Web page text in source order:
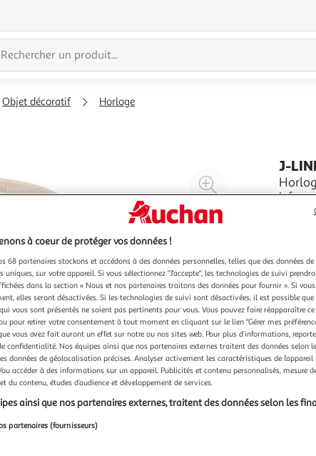
Objet décoratif Horloge
Agrandir
l'illustration
à
Réduire
à
100
%
Partager
le
produit
J-
Informations
à coeur de protéger vos données !
68 partenaires stockons et accédons à des données personnelles, telles que des données
uniques, sur votre appareil. Si vous sélectionnez "J'accepte", les technologies de suivi
dans la section « Nous et nos partenaires traitons des données pour fournir ». Si
elles seront désactivées. Si les technologies de suivi sont désactivées, il est possible
vous sont présentés ne soient pas pertinents pour vous. Vous pouvez faire réapparaître
pour retirer votre consentement à tout moment en cliquant sur le lien "Gérer mes
vous avez fait auront un effet sur notre ou nos sites web. Pour plus d’informations,
confidentialité. Nos équipes ainsi que nos partenaires externes traitent des données selon
données de géolocalisation précises. Analyser activement les caractéristiques de
accéder à des informations sur un appareil. Publicités et contenu personnalisés, mesure
du contenu, études d’audience et développement de services.
ainsi que nos partenaires externes, traitent des données selon les
partenaires (fournisseurs)